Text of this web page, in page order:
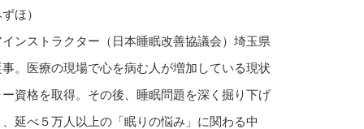
ほ）
ンストラクター（日本睡眠改善協議会）埼玉県
。医療の現場で心を病む人が増加している現状
資格を取得。その後、睡眠問題を深く掘り下げ
延べ５万人以上の「眠りの悩み」に関わる中